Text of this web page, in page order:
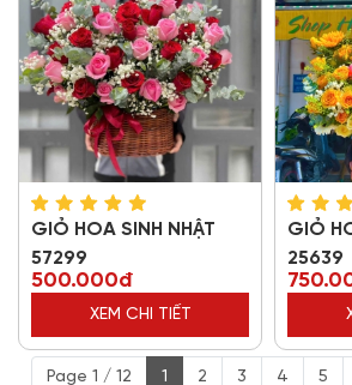
GIỎ HOA SINH NHẬT
57299
500.000đ
XEM CHI TIẾT
GIỎ
25639
Page 1 / 12 1 2 3 4 5